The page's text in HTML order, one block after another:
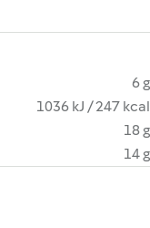
6 g
1036 kJ / 247 kcal
18 g
14 g